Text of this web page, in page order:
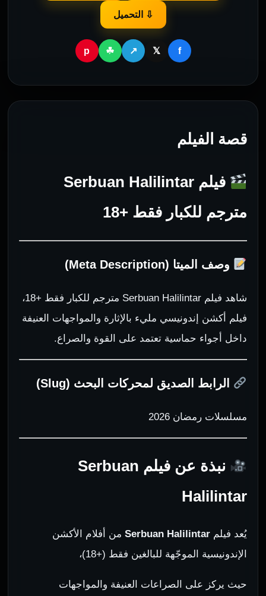
⇩ التحميل
f
𝕏
↗
☘
p
قصة الفيلم
فيلم Serbuan Halilintar
مترجم للكبار فقط +18
وصف الميتا (Meta Description)
شاهد فيلم Serbuan Halilintar مترجم للكبار فقط +18،
فيلم أكشن إندونيسي مليء بالإثارة والمواجهات العنيفة
داخل أجواء حماسية تعتمد على القوة والصراع.
الرابط الصديق لمحركات البحث (Slug)
مسلسلات رمضان 2026
نبذة عن فيلم Serbuan
Halilintar
يُعد فيلمSerbuan Halilintar من أفلام الأكشن
الإندونيسية الموجّهة للبالغين فقط (+18)،
حيث يركز على الصراعات العنيفة والمواجهات